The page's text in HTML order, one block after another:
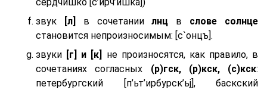
звук
[л] в сочетаниилнц в слове солнце
становится непроизносимым: [с`онцъ].
звуки
[г] и [к]
не произносятся, как правило, в
сочетаниях согласных (р)гск, (р)кск, (с)кск:
петербургский [п’ьт’ирбурск’ьj], баскский